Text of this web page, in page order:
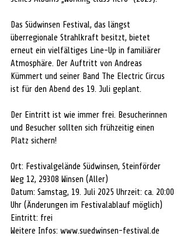
Das Südwinsen Festival, das längst
überregionale Strahlkraft besitzt, bietet
erneut ein vielfältiges Line-Up in familiärer
Atmosphäre. Der Auftritt von Andreas
Kümmert und seiner Band The Electric Circus
ist für den Abend des 19. Juli geplant.
Der Eintritt ist wie immer frei. Besucherinnen
und Besucher sollten sich frühzeitig einen
Platz sichern!
Ort: Festivalgelände Südwinsen, Steinförder
Weg 12, 29308 Winsen (Aller)
Datum: Samstag, 19. Juli 2025 Uhrzeit: ca. 20:00
Uhr (Änderungen im Festivalablauf möglich)
Eintritt: frei
Weitere Infos: www.suedwinsen-festival.de